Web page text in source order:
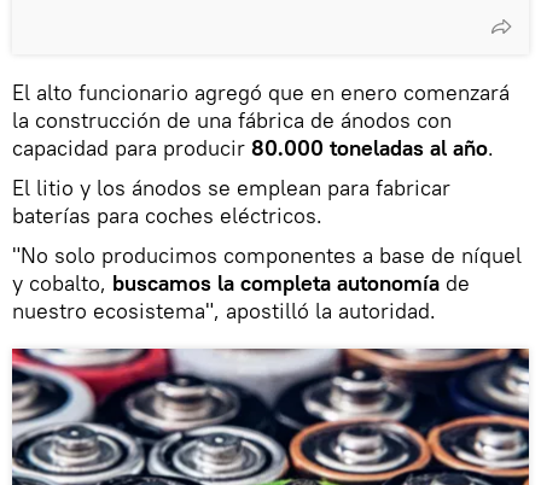
El alto funcionario agregó que en enero comenzará
la construcción de una fábrica de ánodos con
capacidad para producir 80.000 toneladas al año.
El litio y los ánodos se emplean para fabricar
baterías para coches eléctricos.
"No solo producimos componentes a base de níquel
y cobalto, buscamos la completa autonomía de
nuestro ecosistema", apostilló la autoridad.